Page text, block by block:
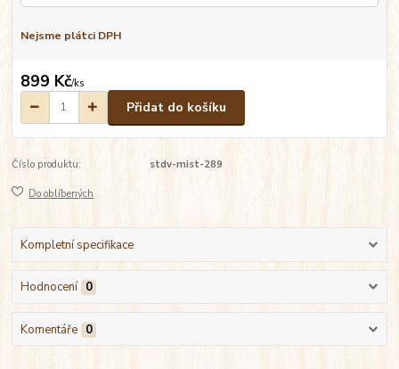
Nejsme plátci DPH
899 Kč/ks
Přidat do košíku
Číslo produktu: stdv-mist-289
Do oblíbených
Kompletní specifikace
Hodnocení 0
Komentáře 0